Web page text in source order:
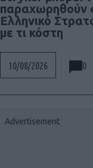
παραχωρηθούν
Ελληνικό
με τι κόστη
10/08/2026 0